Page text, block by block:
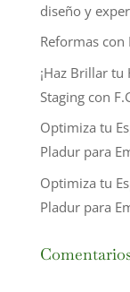
diseño y
Reformas
¡Haz Brillar
Staging con
Optimiza tu
Pladur para
Optimiza tu
Pladur para